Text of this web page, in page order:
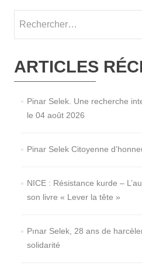
ARTICLES
Pinar Selek. Une recherche
le 04 août 2026
Pinar Selek Citoyenne
NICE : Résistance kurde –
son livre « Lever la tête »
Pınar Selek, 28 ans de
solidarité